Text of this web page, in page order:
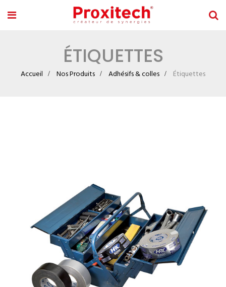
ÉTIQUETTES
Accueil Nos Produits Adhésifs & colles Étiquettes